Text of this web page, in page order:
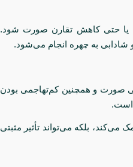
یا حتی کاهش تقارن صورت شود.
شادابی به چهره انجام می‌شود.
صورت و همچنین کم‌تهاجمی بودن
است.
بلکه می‌تواند تأثیر مثبتی